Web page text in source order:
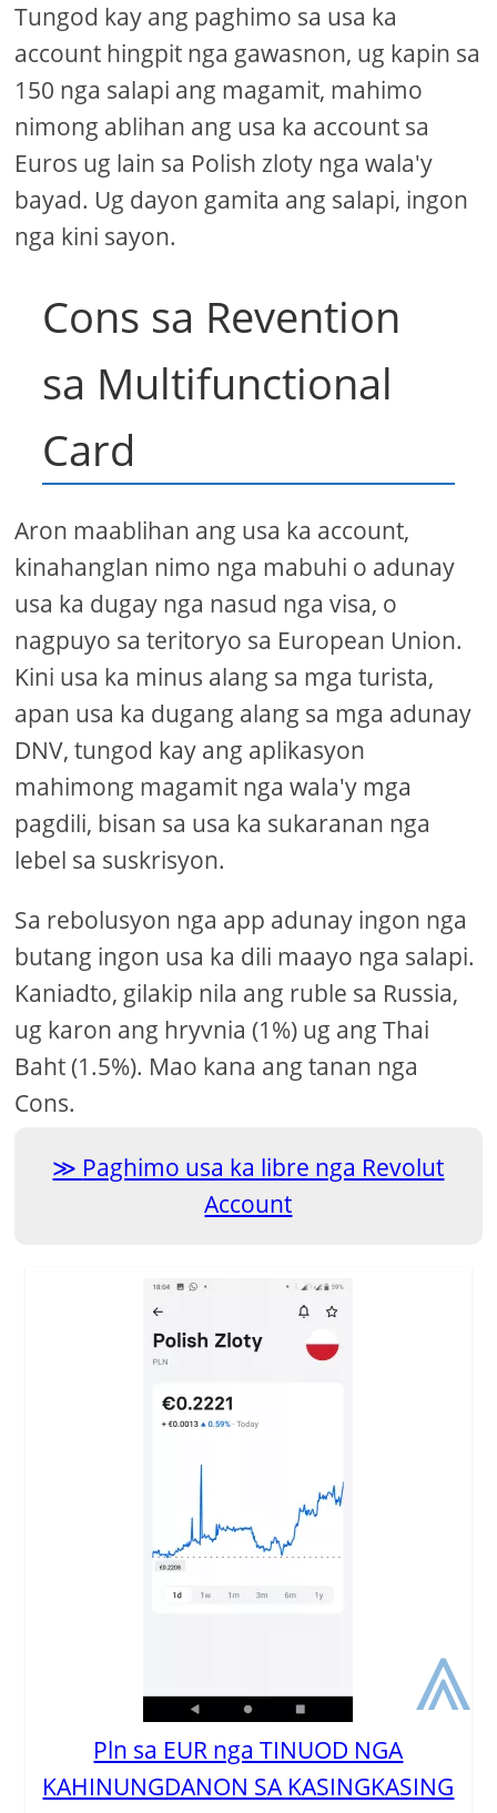
Tungod kay ang paghimo sa usa ka
account hingpit nga gawasnon, ug kapin sa
150 nga salapi ang magamit, mahimo
nimong ablihan ang usa ka account sa
Euros ug lain sa Polish zloty nga wala'y
bayad. Ug dayon gamita ang salapi, ingon
nga kini sayon.
Cons sa Revention
sa Multifunctional
Card
Aron maablihan ang usa ka account,
kinahanglan nimo nga mabuhi o adunay
usa ka dugay nga nasud nga visa, o
nagpuyo sa teritoryo sa European Union.
Kini usa ka minus alang sa mga turista,
apan usa ka dugang alang sa mga adunay
DNV, tungod kay ang aplikasyon
mahimong magamit nga wala'y mga
pagdili, bisan sa usa ka sukaranan nga
lebel sa suskrisyon.
Sa rebolusyon nga app adunay ingon nga
butang ingon usa ka dili maayo nga salapi.
Kaniadto, gilakip nila ang ruble sa Russia,
ug karon ang hryvnia (1%) ug ang Thai
Baht (1.5%). Mao kana ang tanan nga
Cons.
Paghimo usa ka libre nga Revolut
Account
Pln sa EUR nga TINUOD NGA
KAHINUNGDANON SA KASINGKASING
⩓